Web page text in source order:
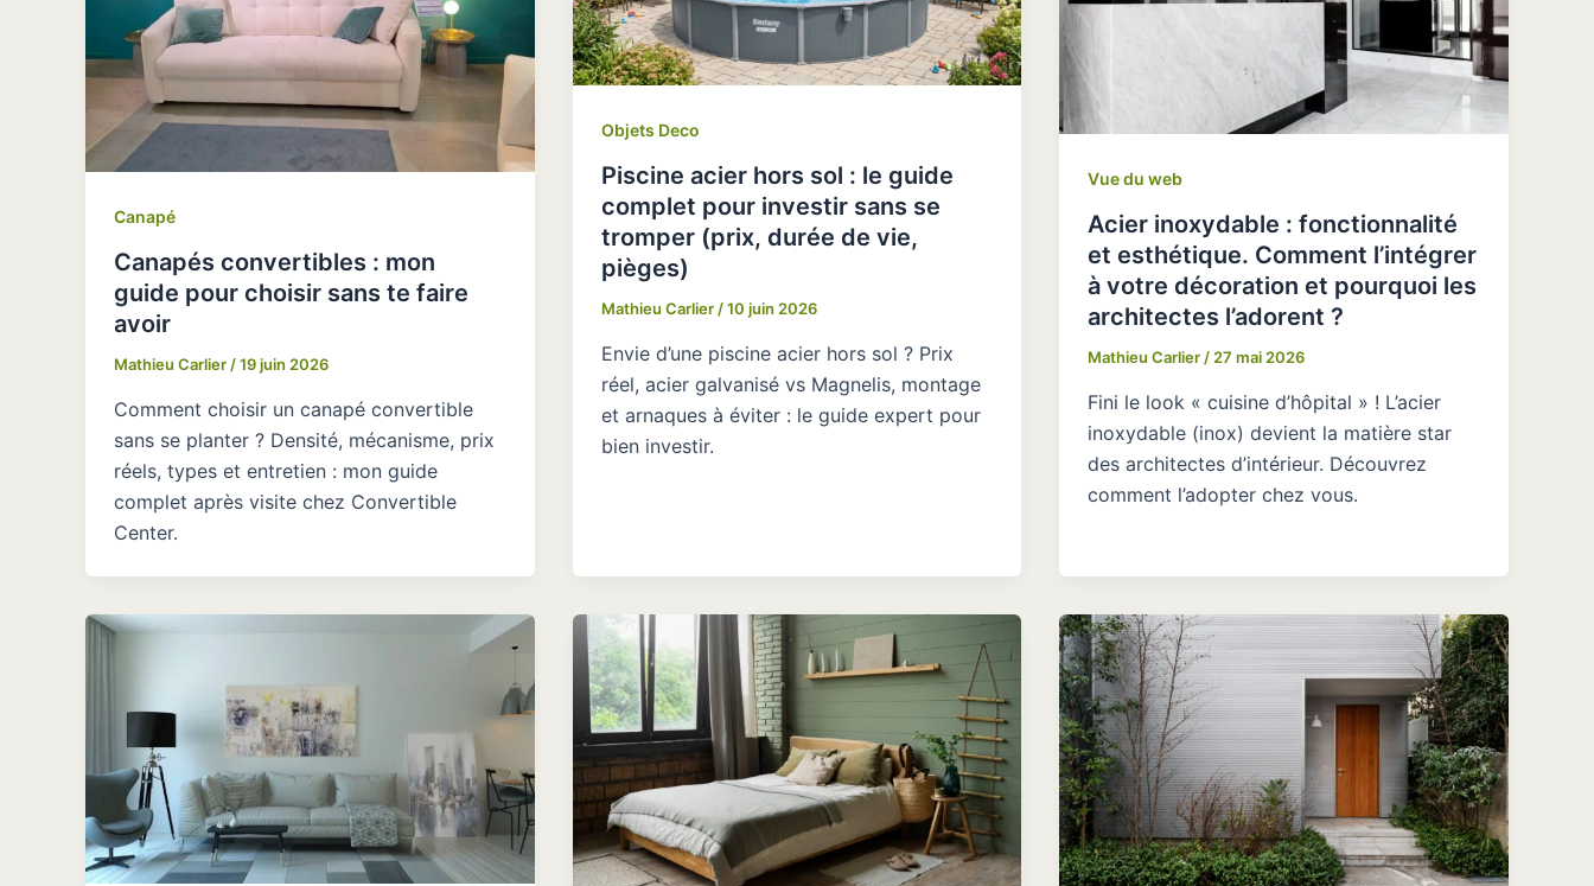
Canapé
Canapés convertibles : mon
guide pour choisir sans te faire
avoir
Mathieu Carlier /19 juin 2026
Comment choisir un canapé convertible
sans se planter ? Densité, mécanisme, prix
réels, types et entretien : mon guide
complet après visite chez Convertible
Center.
Objets Deco
Piscine acier hors sol : le guide
complet pour investir sans se
tromper (prix, durée de vie,
pièges)
Mathieu Carlier /10 juin 2026
Envie d’une piscine acier hors sol ? Prix
réel, acier galvanisé vs Magnelis, montage
et arnaques à éviter : le guide expert pour
bien investir.
Vue du web
Acier inoxydable : fonctionnalité
et esthétique. Comment l’intégrer
à votre décoration et pourquoi les
architectes l’adorent ?
Mathieu Carlier/27 mai 2026
Fini le look « cuisine d’hôpital » ! L’acier
inoxydable (inox) devient la matière star
des architectes d’intérieur. Découvrez
comment l’adopter chez vous.